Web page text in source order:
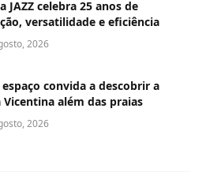
JAZZ celebra 25 anos de
versatilidade e eficiência
2026
convida a descobrir a
Vicentina além das praias
2026